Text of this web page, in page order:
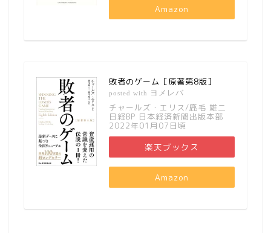
Amazon
敗者のゲーム［原著第8版］
posted with ヨメレバ
チャールズ・エリス/鹿毛 雄二
日経BP 日本経済新聞出版本部
2022年01月07日頃
楽天ブックス
Amazon